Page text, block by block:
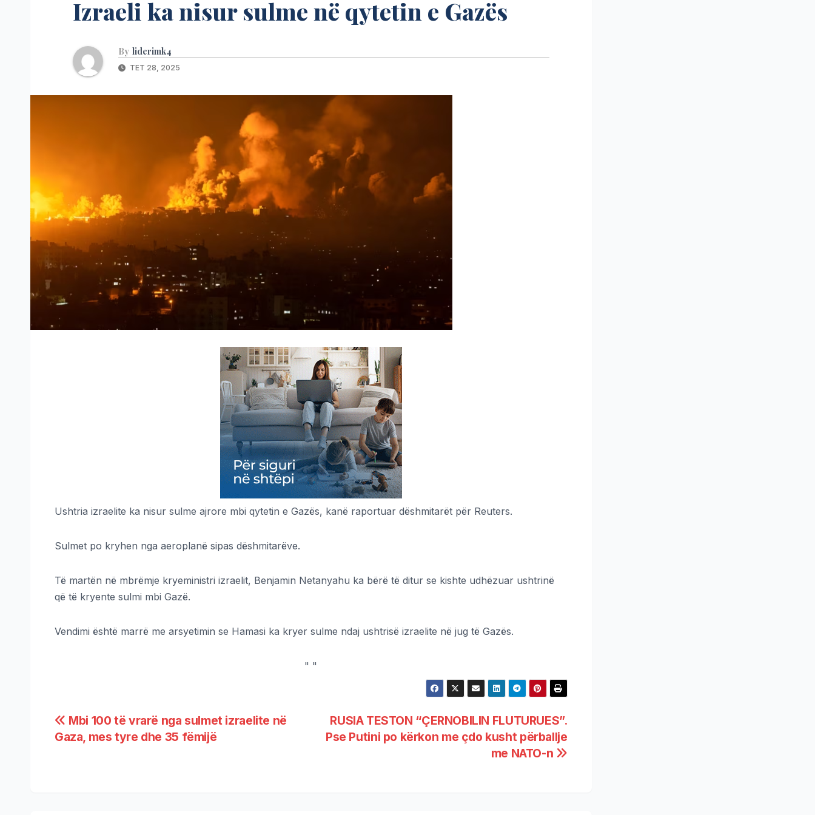
Izraeli ka nisur sulme në qytetin e Gazës
By liderimk4
TET 28, 2025
Ushtria izraelite ka nisur sulme ajrore mbi qytetin e Gazës, kanë raportuar dëshmitarët për Reuters.
Sulmet po kryhen nga aeroplanë sipas dëshmitarëve.
Të martën në mbrëmje kryeministri izraelit, Benjamin Netanyahu ka bërë të ditur se kishte udhëzuar ushtrinë
që të kryente sulmi mbi Gazë.
Vendimi është marrë me arsyetimin se Hamasi ka kryer sulme ndaj ushtrisë izraelite në jug të Gazës.
" "
RUSIA TESTON “ÇERNOBILIN FLUTURUES”.
Pse Putini po kërkon me çdo kusht përballje
me NATO-n
Mbi 100 të vrarë nga sulmet izraelite në
Gaza, mes tyre dhe 35 fëmijë